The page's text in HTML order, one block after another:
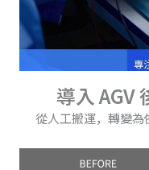
導入 AGV
從人工搬運，轉變為